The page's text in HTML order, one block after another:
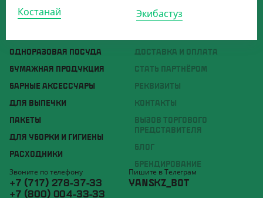
ОДНОРАЗОВАЯ ПОСУДА
БУМАЖНАЯ ПРОДУКЦИЯ
БАРНЫЕ АКСЕССУАРЫ
ДЛЯ ВЫПЕЧКИ
ПАКЕТЫ
ДЛЯ УБОРКИ И ГИГИЕНЫ
РАСХОДНИКИ
ДОСТАВКА И ОПЛАТА
СТАТЬ ПАРТНЁРОМ
РЕКВИЗИТЫ
КОНТАКТЫ
ВЫЗОВ ТОРГОВОГО
ПРЕДСТАВИТЕЛЯ
БЛОГ
БРЕНДИРОВАНИЕ
Звоните по телефону
+7 (717) 278-37-33
+7 (800) 004-33-33
Пишите в Телеграм
YANSKZ_BOT
Костанай
Экибастуз